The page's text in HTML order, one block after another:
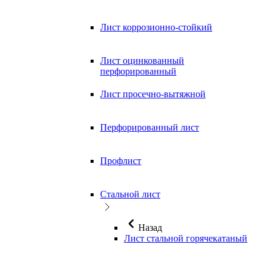
Лист коррозионно-стойкий
Лист оцинкованный
перфорированный
Лист просечно-вытяжной
Перфорированный лист
Профлист
Стальной лист
Назад
Лист стальной горячекатаный